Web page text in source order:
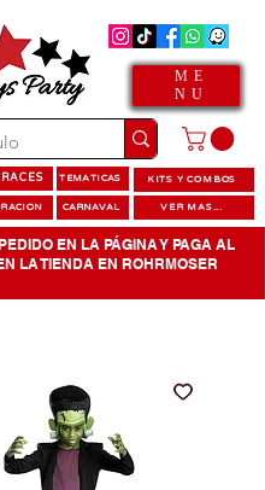
ME
NU
TEMATICAS KITS Y COMBOS
CARNAVAL VER MAS...
EN LA PÁGINA Y PAGA AL
LA TIENDA EN ROHRMOSER